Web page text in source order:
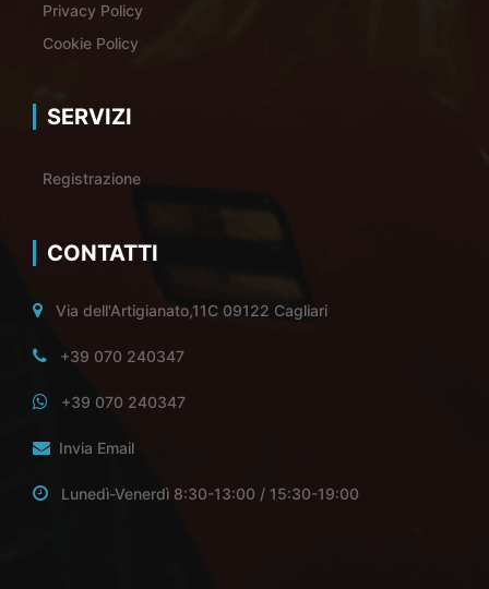
Privacy Policy
Cookie Policy
SERVIZI
Registrazione
CONTATTI
Via dell'Artigianato,11C 09122 Cagliari
+39 070 240347
+39 070 240347
Invia Email
Lunedì-Venerdì 8:30-13:00 / 15:30-19:00